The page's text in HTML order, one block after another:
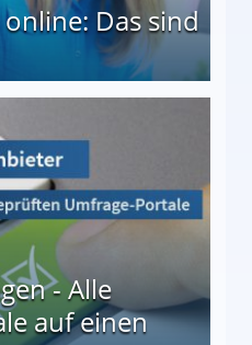
Das sind
- Alle
auf einen